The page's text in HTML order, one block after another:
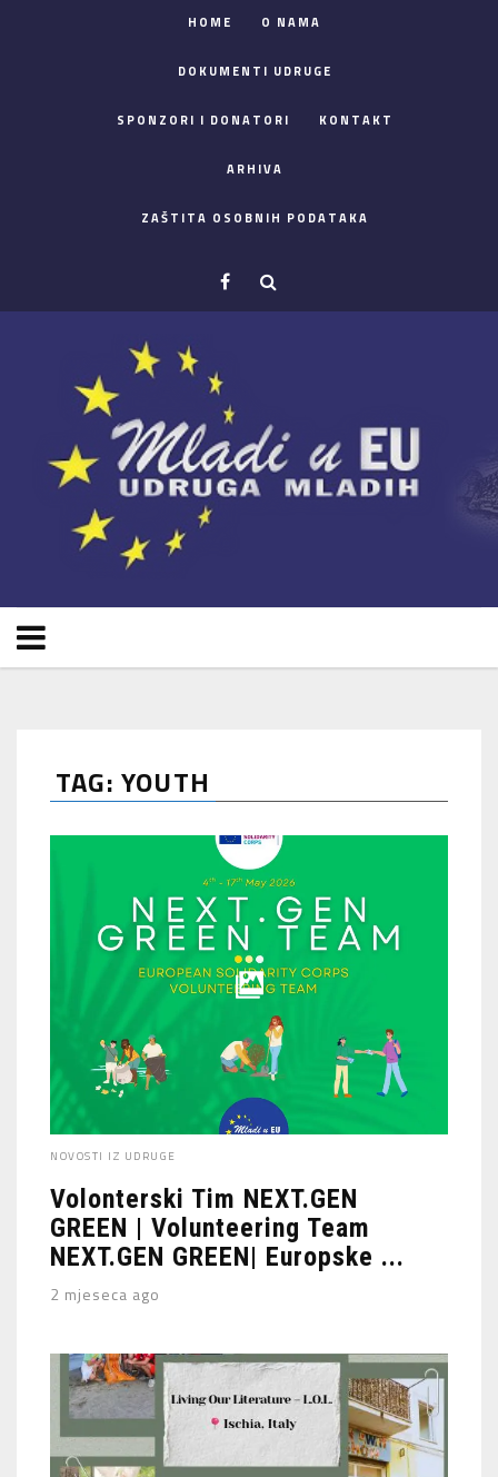
HOME O NAMA
DOKUMENTI UDRUGE
SPONZORI I DONATORI KONTAKT
ARHIVA
ZAŠTITA OSOBNIH PODATAKA
TAG: YOUTH
NOVOSTI IZ UDRUGE
Volonterski Tim NEXT.GEN
GREEN | Volunteering Team
NEXT.GEN GREEN| Europske ...
2 mjeseca ago